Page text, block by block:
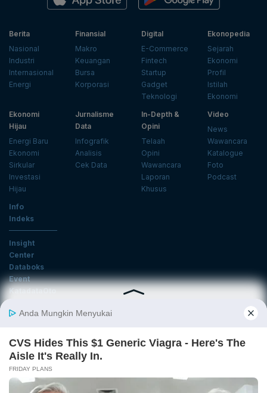
Berita
Nasional
Industri
Internasional
Energi
Finansial
Makro
Keuangan
Bursa
Korporasi
Digital
E-Commerce
Fintech
Startup
Gadget
Teknologi
Ekonopedia
Sejarah
Ekonomi
Profil
Istilah
Ekonomi
Ekonomi
Hijau
Energi Baru
Ekonomi
Sirkular
Investasi
Hijau
Jurnalisme
Data
Infografik
Analisis
Cek Data
In-Depth &
Opini
Telaah
Opini
Wawancara
Laporan
Khusus
Video
News
Wawancara
Katalogue
Foto
Podcast
Info
Indeks
Insight
Center
Databoks
Event
KatadataOto
Email
Daftar